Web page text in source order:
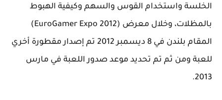
الخلسة واستخدام القوس والسهم وكيفية الهبوط
بالمظلات، وخلال معرض (EuroGamer Expo 2012)
المقام بلندن في 8 ديسمبر 2012 تم إصدار مقطورة أخري
للعبة ومن ثم تم تحديد موعد صدور اللعبة في مارس
2013.